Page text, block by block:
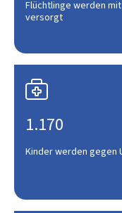
Flüchtlinge werden
versorgt

1.170
Kinder werden gegen